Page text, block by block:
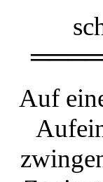
Auf